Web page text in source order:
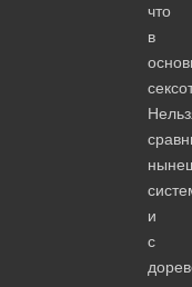
что
в
и
с